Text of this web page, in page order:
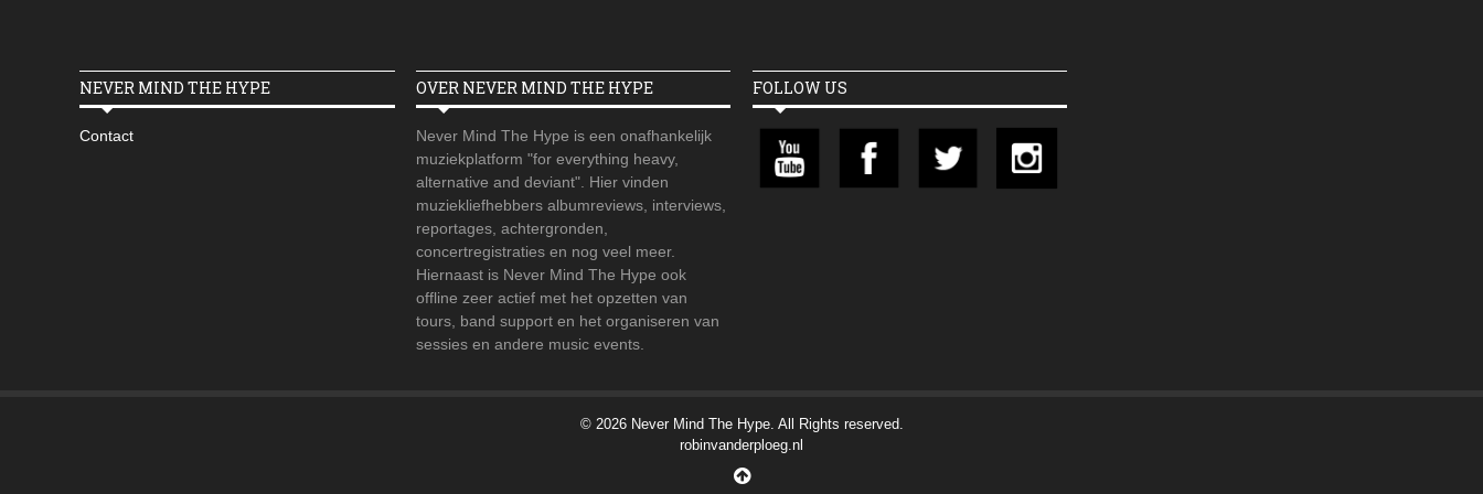
NEVER MIND THE HYPE
Contact
OVER NEVER MIND THE HYPE
Never Mind The Hype is een onafhankelijk
muziekplatform "for everything heavy,
alternative and deviant". Hier vinden
muziekliefhebbers albumreviews, interviews,
reportages, achtergronden,
concertregistraties en nog veel meer.
Hiernaast is Never Mind The Hype ook
offline zeer actief met het opzetten van
tours, band support en het organiseren van
sessies en andere music events.
FOLLOW US
© 2026 Never Mind The Hype. All Rights reserved.
robinvanderploeg.nl